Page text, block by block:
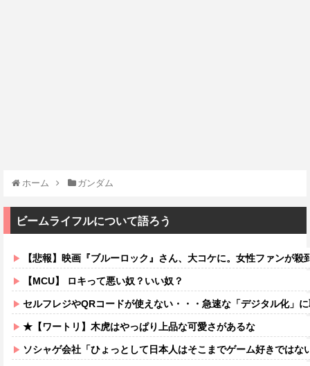
ホーム ガンダム
ビームライフルについて語ろう
【悲報】映画『ブルーロック』さん、大コケに。女性ファンが殺
【MCU】 ロキって悪い奴？いい奴？
セルフレジやQRコードが使えない・・・急速な「デジタル化」に取り残され
★【ワートリ】木虎はやっぱり上品な可愛さがあるな
ソシャゲ会社「ひょっとして日本人はそこまでゲーム好きでは